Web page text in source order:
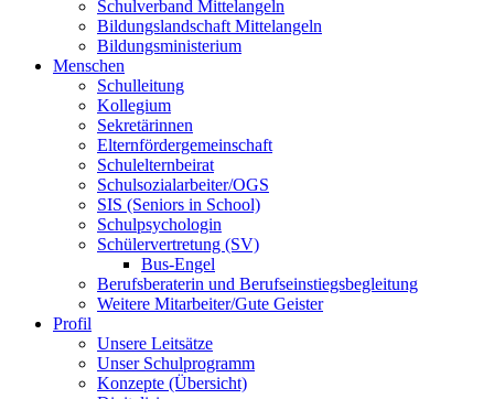
Schulverband Mittelangeln
Bildungslandschaft Mittelangeln
Bildungsministerium
Menschen
Schulleitung
Kollegium
Sekretärinnen
Elternfördergemeinschaft
Schulelternbeirat
Schulsozialarbeiter/OGS
SIS (Seniors in School)
Schulpsychologin
Schülervertretung (SV)
Bus-Engel
Berufsberaterin und Berufseinstiegsbegleitung
Weitere Mitarbeiter/Gute Geister
Profil
Unsere Leitsätze
Unser Schulprogramm
Konzepte (Übersicht)